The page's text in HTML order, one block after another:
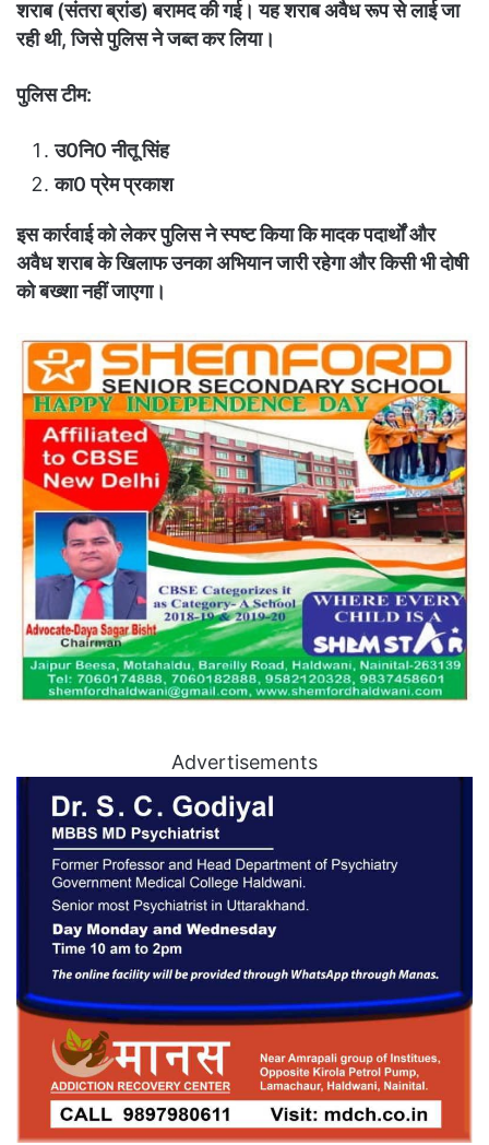
शराब (संतरा ब्रांड) बरामद की गई। यह शराब अवैध रूप से लाई जा
रही थी, जिसे पुलिस ने जब्त कर लिया।
पुलिस टीम:
उ0नि0 नीतू सिंह
का0 प्रेम प्रकाश
इस कार्रवाई को लेकर पुलिस ने स्पष्ट किया कि मादक पदार्थों और
अवैध शराब के खिलाफ उनका अभियान जारी रहेगा और किसी भी दोषी
को बख्शा नहीं जाएगा।
Advertisements